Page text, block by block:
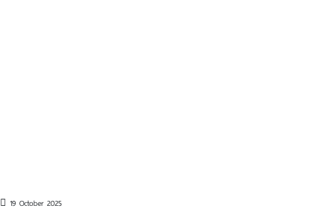
19 October 2025